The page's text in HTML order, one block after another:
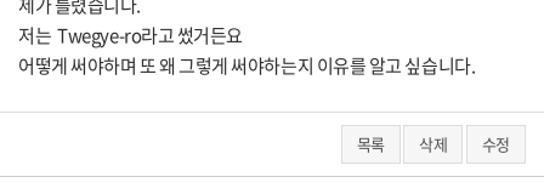
저는 Twegye-ro라고 썼거든요
어떻게 써야하며 또 왜 그렇게 써야하는지 이유를 알고 싶습니다.
목록 삭제 수정